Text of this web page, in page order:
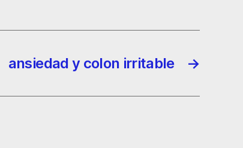
→
ansiedad y colon irritable